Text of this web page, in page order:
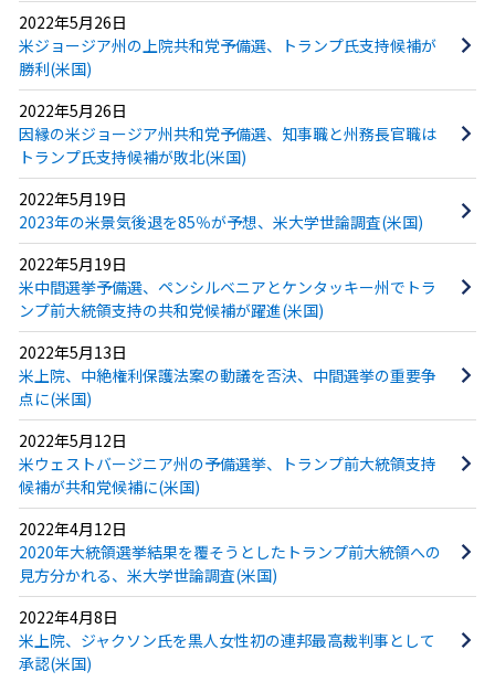
2022年5月26日
米ジョージア州の上院共和党予備選、トランプ氏支持候補が
勝利(米国)
2022年5月26日
因縁の米ジョージア州共和党予備選、知事職と州務長官職は
トランプ氏支持候補が敗北(米国)
2022年5月19日
2023年の米景気後退を85％が予想、米大学世論調査(米国)
2022年5月19日
米中間選挙予備選、ペンシルベニアとケンタッキー州でトラ
ンプ前大統領支持の共和党候補が躍進(米国)
2022年5月13日
米上院、中絶権利保護法案の動議を否決、中間選挙の重要争
点に(米国)
2022年5月12日
米ウェストバージニア州の予備選挙、トランプ前大統領支持
候補が共和党候補に(米国)
2022年4月12日
2020年大統領選挙結果を覆そうとしたトランプ前大統領への
見方分かれる、米大学世論調査(米国)
2022年4月8日
米上院、ジャクソン氏を黒人女性初の連邦最高裁判事として
承認(米国)